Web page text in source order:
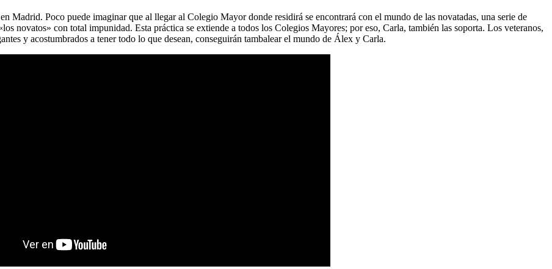
Madrid. Poco puede imaginar que al llegar al Colegio Mayor donde residirá se encontrará con el mundo de las novatadas, una serie de
novatos» con total impunidad. Esta práctica se extiende a todos los Colegios Mayores; por eso, Carla, también las soporta. Los veteranos,
y acostumbrados a tener todo lo que desean, conseguirán tambalear el mundo de Álex y Carla.